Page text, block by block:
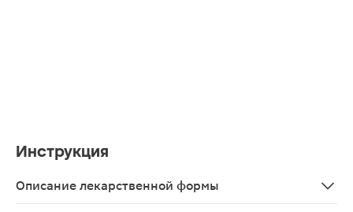
Инструкция
Описание лекарственной формы